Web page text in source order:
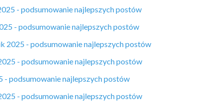
- podsumowanie najlepszych postów
- podsumowanie najlepszych postów
2025 - podsumowanie najlepszych postów
- podsumowanie najlepszych postów
- podsumowanie najlepszych postów
- podsumowanie najlepszych postów